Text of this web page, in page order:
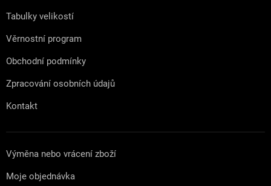
Tabulky velikostí
Věrnostní program
Obchodní podmínky
Zpracování osobních údajů
Kontakt
Výměna nebo vrácení zboží
Moje objednávka